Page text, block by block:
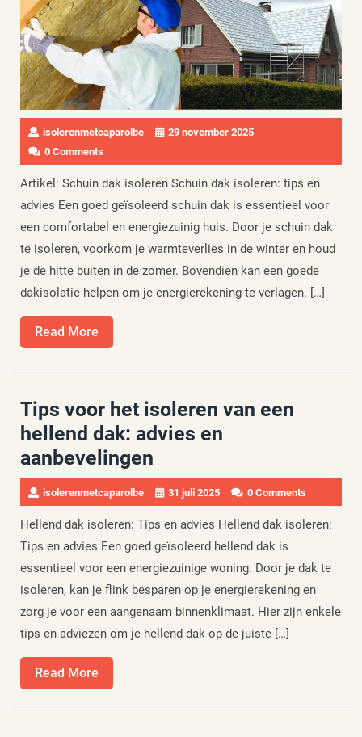
isolerenmetcaparolbe
29 november 2025
0 Comments
Artikel: Schuin dak isoleren Schuin dak isoleren: tips en
advies Een goed geïsoleerd schuin dak is essentieel voor
een comfortabel en energiezuinig huis. Door je schuin dak
te isoleren, voorkom je warmteverlies in de winter en houd
je de hitte buiten in de zomer. Bovendien kan een goede
dakisolatie helpen om je energierekening te verlagen. […]
Read More
More
Tips voor het isoleren van een
hellend dak: advies en
aanbevelingen
isolerenmetcaparolbe 31 juli 2025 0 Comments
Hellend dak isoleren: Tips en advies Hellend dak isoleren:
Tips en advies Een goed geïsoleerd hellend dak is
essentieel voor een energiezuinige woning. Door je dak te
isoleren, kan je flink besparen op je energierekening en
zorg je voor een aangenaam binnenklimaat. Hier zijn enkele
tips en adviezen om je hellend dak op de juiste […]
Read More
More